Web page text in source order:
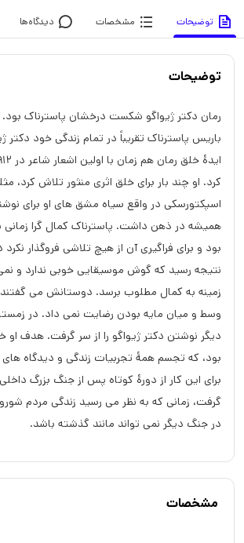
توضیحات مشخصات دیدگاه‌ها
توضیحات
رمان دکتر ژیواگو شکست درخشان پاسترناک
باریس پاسترناک تقریباً در تمام زندگی خود دکتر
کرد. او چند بار برای خلق اثری منثور تلاش کرد،
اسپکتورسکی در واقع سیاه مشق های او برای
همیشه در ذهن داشت. پاسترناک کمال گرا
بود و برای فراگیری آن از هیچ تلاشی فروگذار
نتیجه رسید که گوش موسیقایی خوبی ندارد و
زمینه به کمال مطلوب برسد. دوستانش می
دیگر نوشتن دکتر ژیواگو را از سر گرفت. هدف او
بود، که تجسم همۀ تجربیات زندگی و دیدگاه های
گرفت، زمانی که به نظر می رسید زندگی مردم
در جنگ دیگر نمی تواند مانند گذشته باشد.
مشخصات